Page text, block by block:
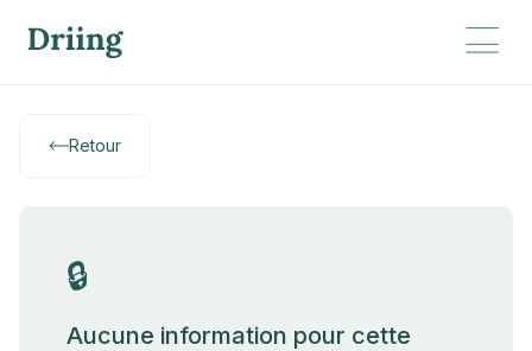
Retour
🔒
Aucune information pour cette